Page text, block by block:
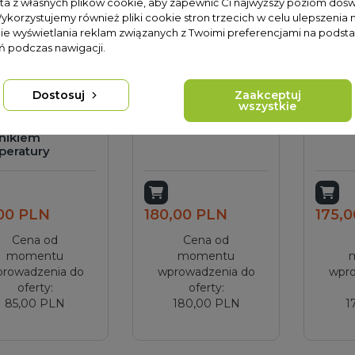
do koszyka
PLN
Cena od
momentu
do
oferty:
85,00 PLN
Kontroler TK-7Y
Dodaj do koszyka
180,00 PLN
Cena od
momentu
wprowadzenia do
oferty:
180,00 PLN
również pliki cookie stron trzecich w celu ulepszenia
wyświetlania reklam związanych z Twoimi preferencjami na
podczas nawigacji.
Dostosuj Zaakceptuj
wszystkie